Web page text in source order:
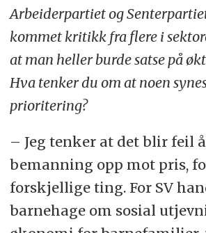
Arbeiderpartiet og
kommet kritikk fra flere i
at man heller burde satse på
Hva tenker du om at noen
prioritering?
– Jeg tenker at det blir feil
bemanning opp mot pris,
forskjellige ting. For SV
barnehage om sosial